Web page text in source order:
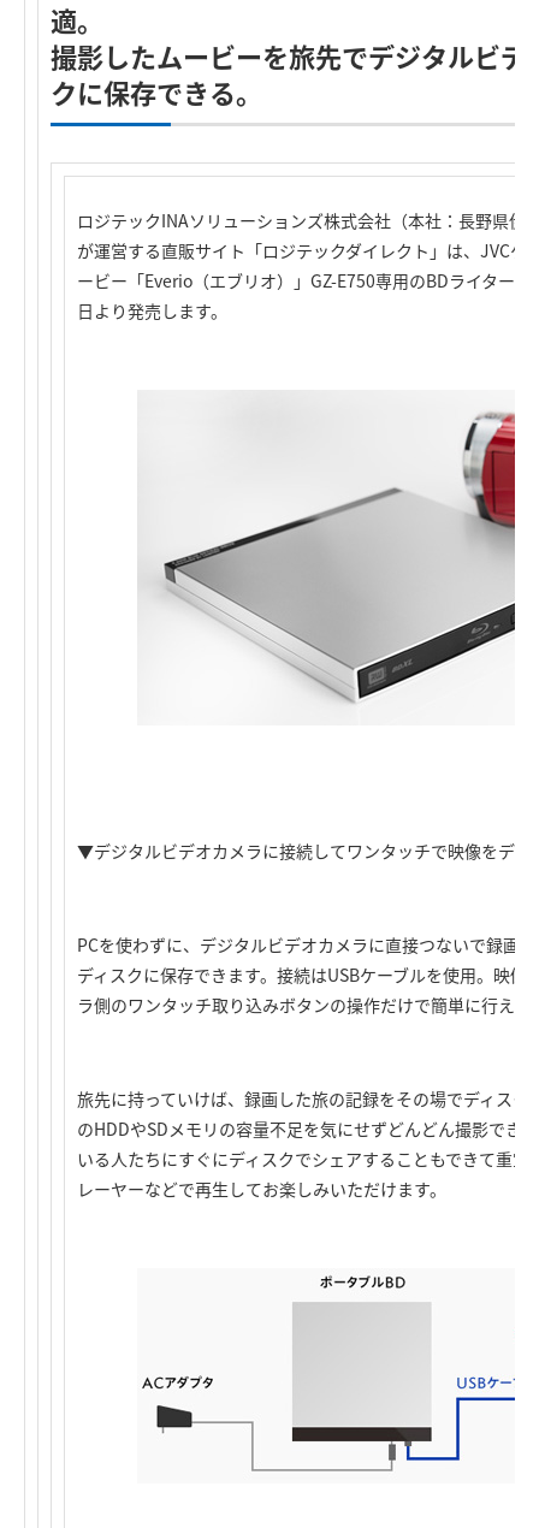
適。
撮影したムービーを旅先でデジタルビ
クに保存できる。
ロジテックINAソリューションズ株式会社（本社：長野県伊
が運営する直販サイト「ロジテックダイレクト」は、JVCケ
ービー「Everio（エブリオ）」GZ-E750専用のBDライター
日より発売します。
▼デジタルビデオカメラに接続してワンタッチで映像をディ
PCを使わずに、デジタルビデオカメラに直接つないで録画
ディスクに保存できます。接続はUSBケーブルを使用。映
ラ側のワンタッチ取り込みボタンの操作だけで簡単に行えま
旅先に持っていけば、録画した旅の記録をその場でディス
のHDDやSDメモリの容量不足を気にせずどんどん撮影でき
いる人たちにすぐにディスクでシェアすることもできて重宝
レーヤーなどで再生してお楽しみいただけます。